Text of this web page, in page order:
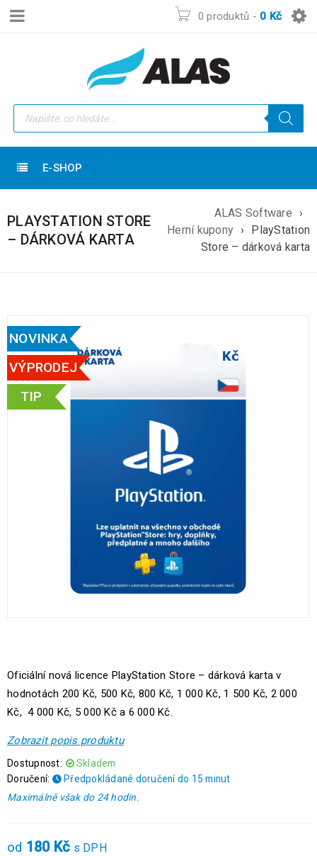
0 produktů - 0 Kč
E-SHOP
PLAYSTATION STORE
– DÁRKOVÁ KARTA
ALAS Software
›
Herní kupony ›
PlayStation
Store – dárková karta
NOVINKA
VÝPRODEJ
TIP
Oficiální nová licence PlayStation Store – dárková karta v
hodnotách 200 Kč, 500 Kč, 800 Kč, 1 000 Kč, 1 500 Kč, 2 000
Kč, 4 000 Kč, 5 000 Kč a 6 000 Kč.
Zobrazit popis produktu
Dostupnost:
Skladem
Doručení:
Předpokládané doručení do 15 minut
Maximálně však do 24 hodin.
od 180 Kč s DPH